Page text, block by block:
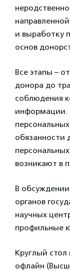
и выработку
основ
Все этапы –
донора до
соблюдения
информации.
обязанности
возникают в
В
органов
научных
профильные
Круглый
офлайн